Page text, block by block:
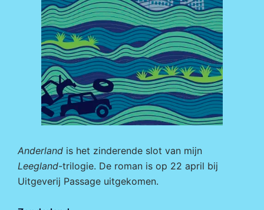
Anderland is het zinderende slot van mijn
Leegland-trilogie. De roman is op 22 april bij
Uitgeverij Passage uitgekomen.